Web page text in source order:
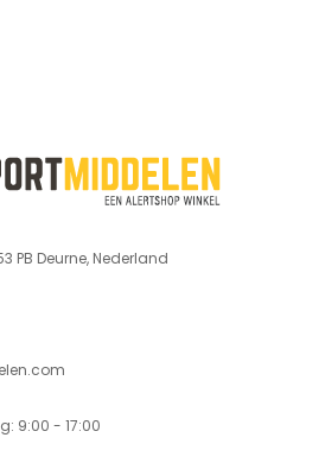
PB Deurne, Nederland
9:00 - 17:00